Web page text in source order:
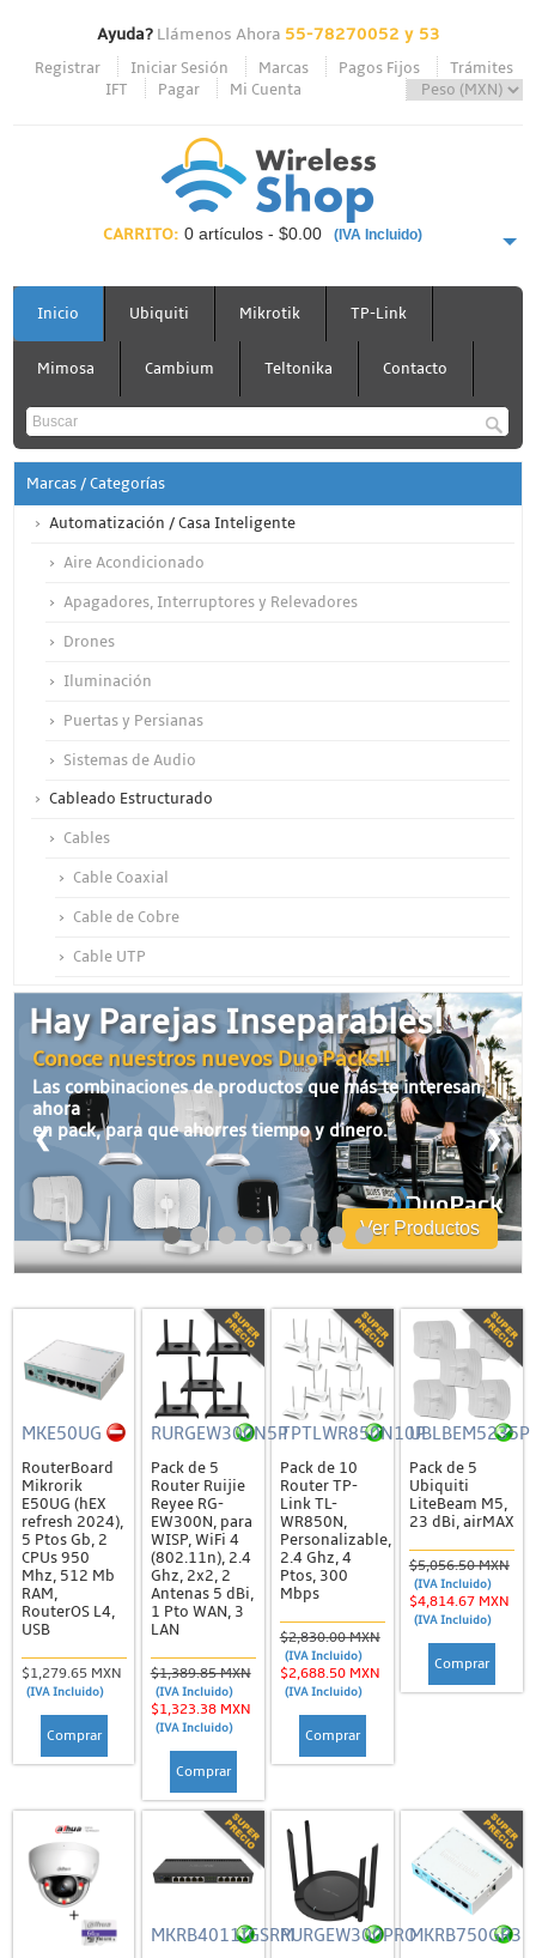
Ayuda?Llámenos Ahora 55-78270052 y 53
Registrar Iniciar Sesión Marcas Pagos Fijos
Trámites
IFT
Pagar Mi Cuenta
CARRITO: 0 artículos - $0.00 (IVA Incluido)
PAGAR AHORA
Inicio Ubiquiti Mikrotik TP-Link
Mimosa Cambium Teltonika Contacto
Marcas / Categorías
Automatización / Casa Inteligente
Aire Acondicionado
Apagadores, Interruptores y Relevadores
Drones
Iluminación
Puertas y Persianas
Sistemas de Audio
Cableado Estructurado
Cables
Cable Coaxial
Cable de Cobre
Cable UTP
Otros Cables
Canalización y Soporte
Accesorios
Cajas de Distribución
Canaleta
Charofil
Conduit
Ducto de PVC
Conectores
Conectores Coaxiales
Conectores de RF
Conectores RJ45 / RJ11
Otros Conectores y Accesorios
Convertidores y Adaptadores
Fibra Óptica
Acopladores y Conectores
Cable de Fibra
Cajas de Distribución y Empalme
Divisores y Atenuadores
Herramientas
Jumpers, Pigtails y DAC
Probadores
Rosetas / Cajas Terminales
Hay Parejas Inseparables!
Conoce nuestros nuevos Duo Packs!!
Las combinaciones de productos que más te interesan,
ahora
en pack, para que ahorres tiempo y dinero.
Ver Productos
❮ ❯
MKE50UG
RouterBoard
Mikrorik
E50UG (hEX
refresh 2024),
5 Ptos Gb, 2
CPUs 950
Mhz, 512 Mb
RAM,
RouterOS L4,
USB
$1,279.65 MXN
(IVA Incluido)
Comprar
RURGEW300N5P
Pack de 5
Router Ruijie
Reyee RG-
EW300N, para
WISP, WiFi 4
(802.11n), 2.4
Ghz, 2x2, 2
Antenas 5 dBi,
1 Pto WAN, 3
LAN
$1,389.85 MXN
(IVA Incluido)
$1,323.38 MXN
(IVA Incluido)
Comprar
TPTLWR850N10P
Pack de 10
Router TP-
Link TL-
WR850N,
Personalizable,
2.4 Ghz, 4
Ptos, 300
Mbps
$2,830.00 MXN
(IVA Incluido)
$2,688.50 MXN
(IVA Incluido)
Comprar
UBLBEM5235P
Pack de 5
Ubiquiti
LiteBeam M5,
23 dBi, airMAX
$5,056.50 MXN
(IVA Incluido)
$4,814.67 MXN
(IVA Incluido)
Comprar
MKRB4011IGSRMRURGEW300PROMKRB750GR3